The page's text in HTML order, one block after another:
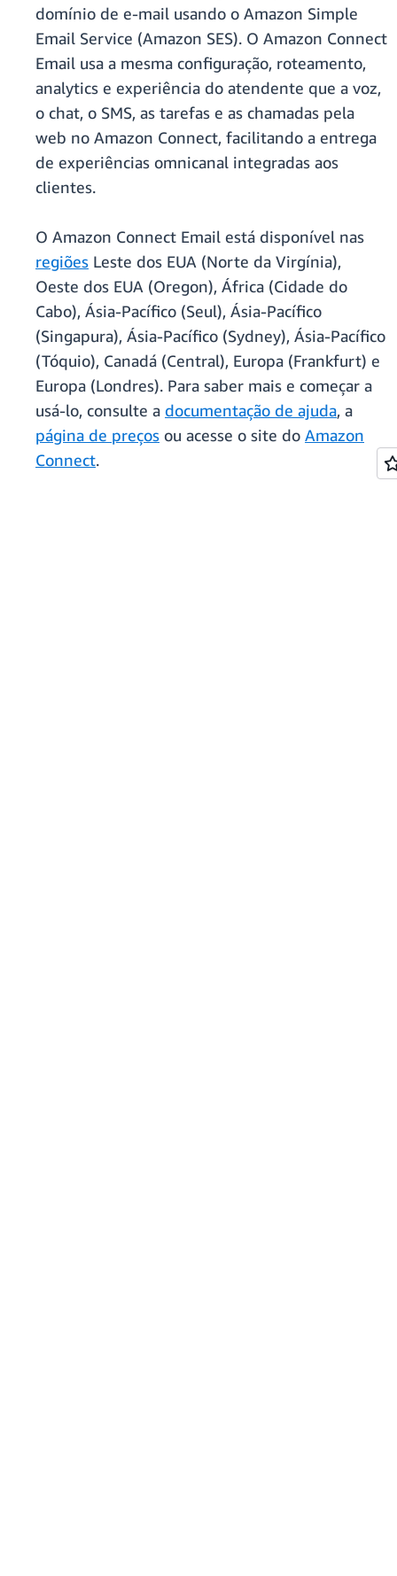
domínio de e-mail usando o Amazon Simple
Email Service (Amazon SES). O Amazon Connect
Email usa a mesma configuração, roteamento,
analytics e experiência do atendente que a voz,
o chat, o SMS, as tarefas e as chamadas pela
web no Amazon Connect, facilitando a entrega
de experiências omnicanal integradas aos
clientes.
O Amazon Connect Email está disponível nas
regiões Leste dos EUA (Norte da Virgínia),
Oeste dos EUA (Oregon), África (Cidade do
Cabo), Ásia-Pacífico (Seul), Ásia-Pacífico
(Singapura), Ásia-Pacífico (Sydney), Ásia-Pacífico
(Tóquio), Canadá (Central), Europa (Frankfurt) e
Europa (Londres). Para saber mais e começar a
usá-lo, consulte a documentação de ajuda, a
página de preços ou acesse o site do Amazon
Connect.